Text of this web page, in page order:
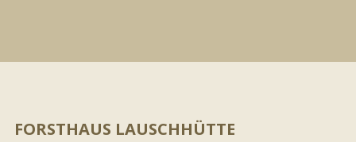
FORSTHAUS LAUSCHHÜTTE